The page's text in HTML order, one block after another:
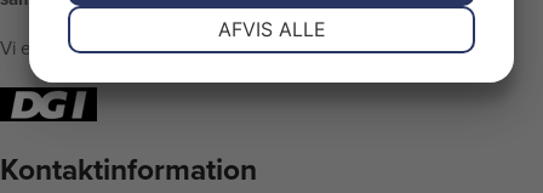
Vi er medlem af DGI
Kontaktinformation
AFVIS ALLE